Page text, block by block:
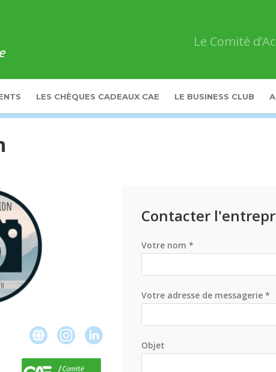
Le Comité
LES CHÈQUES CADEAUX CAE LE BUSINESS CLUB
Contacter
Votre nom *
Votre adresse de messagerie *
Objet